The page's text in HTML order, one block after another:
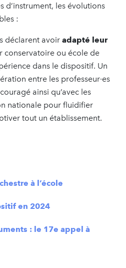
d’instrument, les évolutions
:
déclarent avoir adapté leur
conservatoire ou école de
dans le dispositif. Un
entre les professeur·es
ainsi qu’avec les
nationale pour fluidifier
tout un établissement.
à l’école
en 2024
: le 17e appel à